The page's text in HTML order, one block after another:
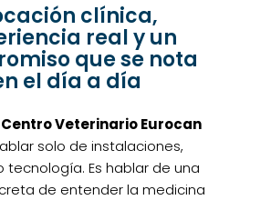
clínica,
real y un
que se nota
el día a día
Centro Veterinario Eurocan
solo de instalaciones,
tecnología. Es hablar de una
de entender la medicina